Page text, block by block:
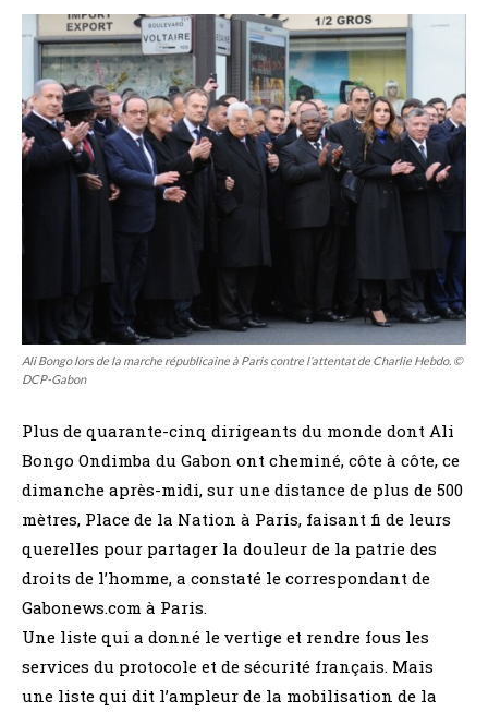
Ali Bongo lors de la marche républicaine à Paris contre l’attentat de Charlie Hebdo. ©
DCP-Gabon
Plus de quarante-cinq dirigeants du monde dont Ali
Bongo Ondimba du Gabon ont cheminé, côte à côte, ce
dimanche après-midi, sur une distance de plus de 500
mètres, Place de la Nation à Paris, faisant fi de leurs
querelles pour partager la douleur de la patrie des
droits de l’homme, a constaté le correspondant de
Gabonews.com à Paris.
Une liste qui a donné le vertige et rendre fous les
services du protocole et de sécurité français. Mais
une liste qui dit l’ampleur de la mobilisation de la